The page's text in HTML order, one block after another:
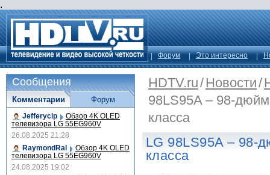
.
Форум Это интересно
HDTV.ru/Новости/
98LS95A – 98-
класса
LG 98LS95A – 98-
класса
Сообщения
Комментарии
Jefferycip Обзор 4K OLED
телевизора LG 55EG960V
26.08.2025 21:28
RaymondRal
Обзор 4K OLED
телевизора LG 55EG960V
24.08.2025 19:02
Форум